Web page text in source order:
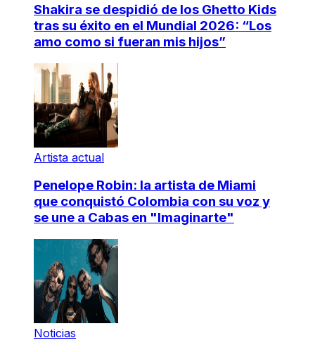
Shakira se despidió de los Ghetto Kids
tras su éxito en el Mundial 2026: “Los
amo como si fueran mis hijos”
Artista actual
Penelope Robin: la artista de Miami
que conquistó Colombia con su voz y
se une a Cabas en "Imaginarte"
Noticias